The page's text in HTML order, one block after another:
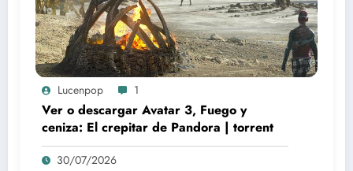
Lucenpop 1
Ver o descargar Avatar 3, Fuego y
ceniza: El crepitar de Pandora | torrent
30/07/2026